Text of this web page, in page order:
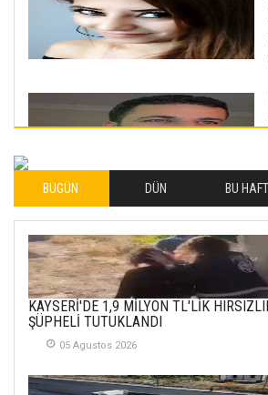
BUGÜN DÜN BU
KAYSERİ'DE 1,9 MİLYON TL'LİK
ŞÜPHELİ TUTUKLANDI
05 Agustos 2026